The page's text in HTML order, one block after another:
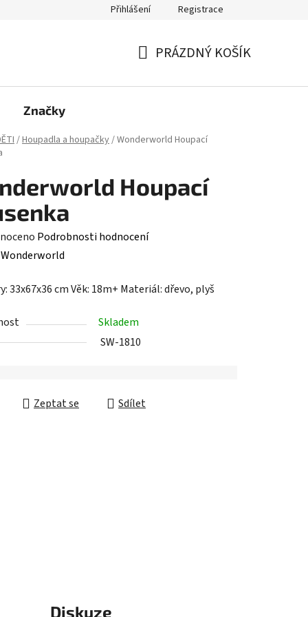
Přihlášení Registrace
PRÁZDNÝ KOŠÍK
Značky
/Houpadla a houpačky/Wonderworld Houpací
Houpací
Podrobnosti hodnocení
Wonderworld
33x67x36 cm Věk: 18m+ Materiál: dřevo, plyš
Skladem
SW-1810
Zeptat se Sdílet
Diskuze